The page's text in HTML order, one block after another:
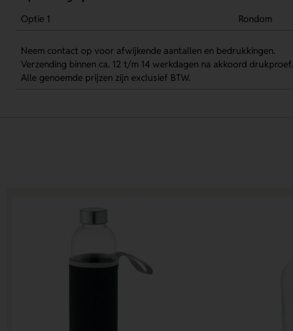
Optie 1
Rondom
Neem contact op voor afwijkende aantallen en bedrukkingen.
Verzending binnen ca. 12 t/m 14 werkdagen na akkoord drukproef.
Alle genoemde prijzen zijn exclusief BTW.